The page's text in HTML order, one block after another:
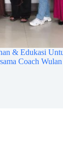
& Edukasi
Coach Wulan